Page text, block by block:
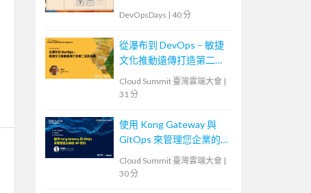
任安全身份認證策略
DevOpsDays | 40 分
從瀑布到 DevOps – 敏捷
文化推動遠傳打造第二成
Cloud Summit 臺灣雲端大會 |
31 分
使用 Kong Gateway 與
GitOps 來管理您企業的
Cloud Summit 臺灣雲端大會 |
30 分